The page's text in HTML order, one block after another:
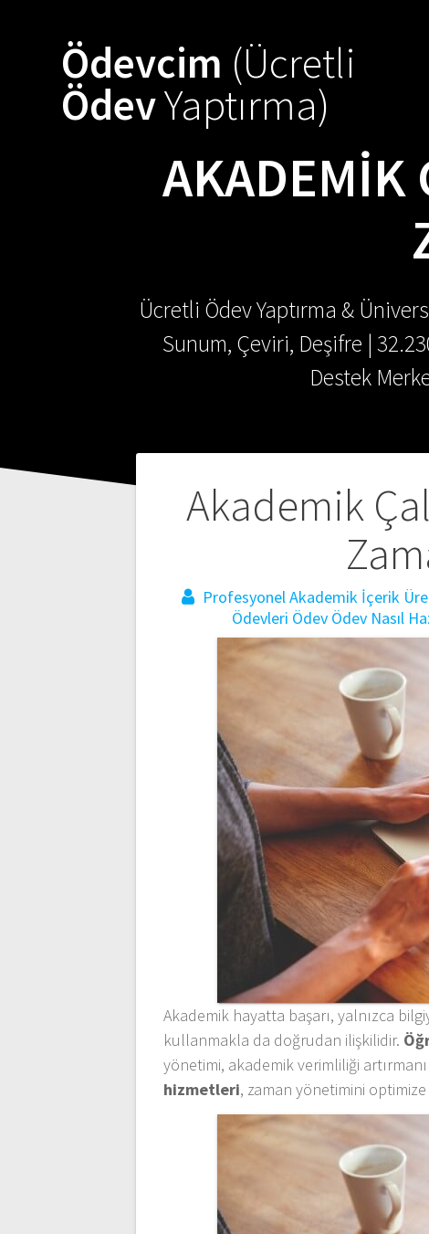
Ödevcim (Ücretli
ÖdevYaptırma)
AKADEMIK
Ücretli Ödev Yaptırma &
Sunum, Çeviri, Deşifre |
Destek
Akademik
Profesyonel Akademik İçerik
Ödevleri Ödev Ödev Nasıl
Akademik hayatta başarı, yalnızca
kullanmakla da doğrudan ilişkilidir.
yönetimi, akademik verimliliği
hizmetleri, zaman yönetimini
Yazı